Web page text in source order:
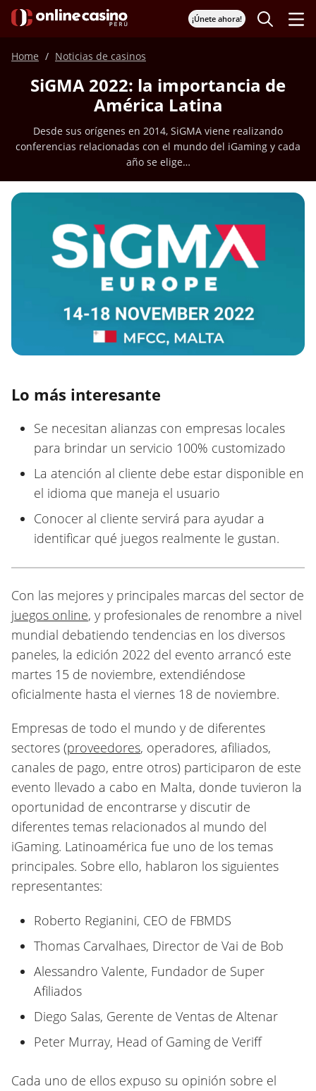
¡Únete ahora!
Home Noticias de casinos
SiGMA 2022: la importancia de
América Latina
Desde sus orígenes en 2014, SiGMA viene realizando
conferencias relacionadas con el mundo del iGaming y cada
año se elige…
Lo más interesante
Se necesitan alianzas con empresas locales
para brindar un servicio 100% customizado
La atención al cliente debe estar disponible en
el idioma que maneja el usuario
Conocer al cliente servirá para ayudar a
identificar qué juegos realmente le gustan.
Con las mejores y principales marcas del sector de
juegos online, y profesionales de renombre a nivel
mundial debatiendo tendencias en los diversos
paneles, la edición 2022 del evento arrancó este
martes 15 de noviembre, extendiéndose
oficialmente hasta el viernes 18 de noviembre.
Empresas de todo el mundo y de diferentes
sectores (proveedores, operadores, afiliados,
canales de pago, entre otros) participaron de este
evento llevado a cabo en Malta, donde tuvieron la
oportunidad de encontrarse y discutir de
diferentes temas relacionados al mundo del
iGaming. Latinoamérica fue uno de los temas
principales. Sobre ello, hablaron los siguientes
representantes:
Roberto Regianini, CEO de FBMDS
Thomas Carvalhaes, Director de Vai de Bob
Alessandro Valente, Fundador de Super
Afiliados
Diego Salas, Gerente de Ventas de Altenar
Peter Murray, Head of Gaming de Veriff
Cada uno de ellos expuso su opinión sobre el